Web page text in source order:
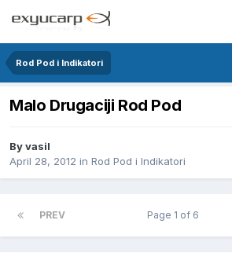
Rod Pod i Indikatori
Malo Drugaciji Rod Pod
Byvasil
April 28, 2012 in Rod Pod i Indikatori
PREV Page 1 of 6